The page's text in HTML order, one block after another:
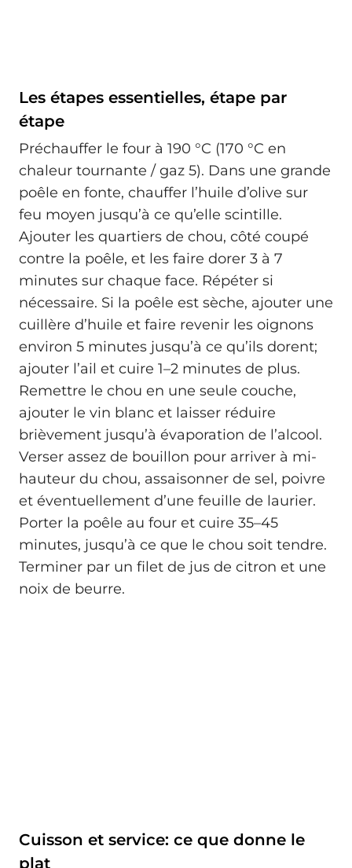
Les étapes essentielles, étape par
étape
Préchauffer le four à 190 °C (170 °C en
chaleur tournante / gaz 5). Dans une grande
poêle en fonte, chauffer l’huile d’olive sur
feu moyen jusqu’à ce qu’elle scintille.
Ajouter les quartiers de chou, côté coupé
contre la poêle, et les faire dorer 3 à 7
minutes sur chaque face. Répéter si
nécessaire. Si la poêle est sèche, ajouter une
cuillère d’huile et faire revenir les oignons
environ 5 minutes jusqu’à ce qu’ils dorent;
ajouter l’ail et cuire 1–2 minutes de plus.
Remettre le chou en une seule couche,
ajouter le vin blanc et laisser réduire
brièvement jusqu’à évaporation de l’alcool.
Verser assez de bouillon pour arriver à mi-
hauteur du chou, assaisonner de sel, poivre
et éventuellement d’une feuille de laurier.
Porter la poêle au four et cuire 35–45
minutes, jusqu’à ce que le chou soit tendre.
Terminer par un filet de jus de citron et une
noix de beurre.
Cuisson et service: ce que donne le
plat